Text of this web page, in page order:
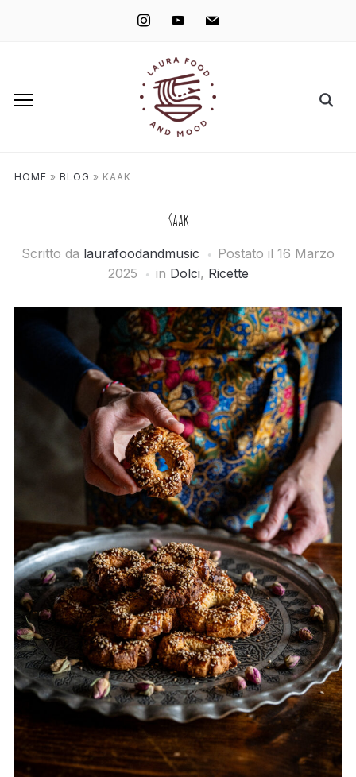
instagramyoutube mail
HOME » BLOG » KAAK
Kaak
Scritto da laurafoodandmusic Postato il 16 Marzo
2025
in Dolci, Ricette